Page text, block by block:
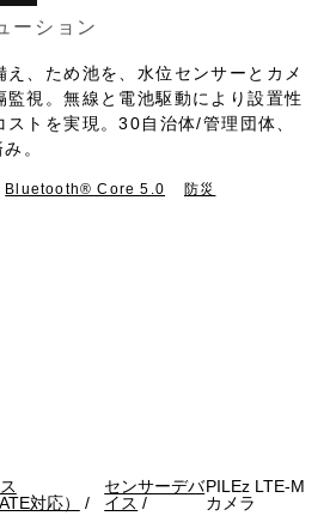
ーション
え、ため池を、水位センサーとカメ
監視。無線と電池駆動により設置性
トを実現。30自治体/管理団体、
。
Bluetooth® Core 5.0 防災
対応）
/
センサーデバ
イス /
PILEz LTE-M
カメラ